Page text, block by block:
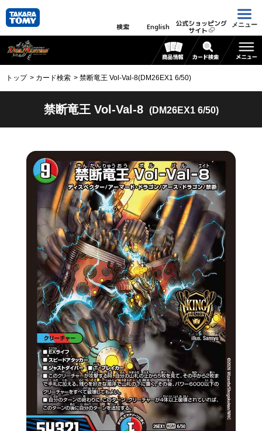
検索 English 公式ショッピング
サイト
メニュー
トップ カード検索 禁断竜王 Vol-Val-8(DM26EX1 6/50)
禁断竜王 Vol-Val-8 (DM26EX1 6/50)